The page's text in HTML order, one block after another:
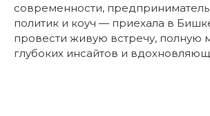
современности,
политик и коуч — приехала в
провести живую встречу, полную
глубоких инсайтов и